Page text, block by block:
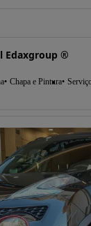
Edaxgroup ®
Chapa e Pintura